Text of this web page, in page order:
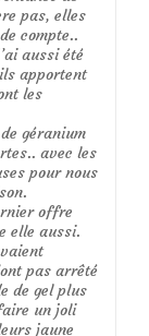
pas, elles
compte..
aussi été
apportent
les
géranium
avec les
pour nous
offre
elle aussi.
pas arrêté
de gel plus
un joli
jaune